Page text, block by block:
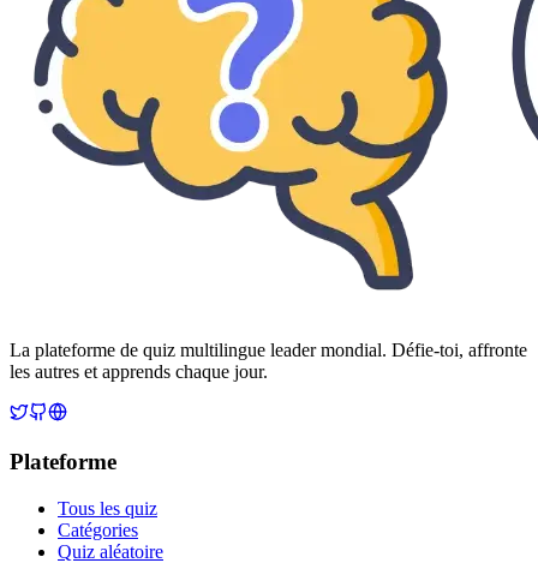
La plateforme de quiz multilingue leader mondial. Défie-toi, affronte
les autres et apprends chaque jour.
Plateforme
Tous les quiz
Catégories
Quiz aléatoire